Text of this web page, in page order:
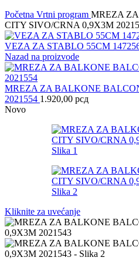
Početna Vrtni program MREZA
CITY SIVO/CRNA 0,9X3M
VEZA ZA STABLO 55CM
Nazad na proizvode
MREZA ZA BALKONE
2021554 1.920,00 рсд
Novo
Kliknite za uvećanje